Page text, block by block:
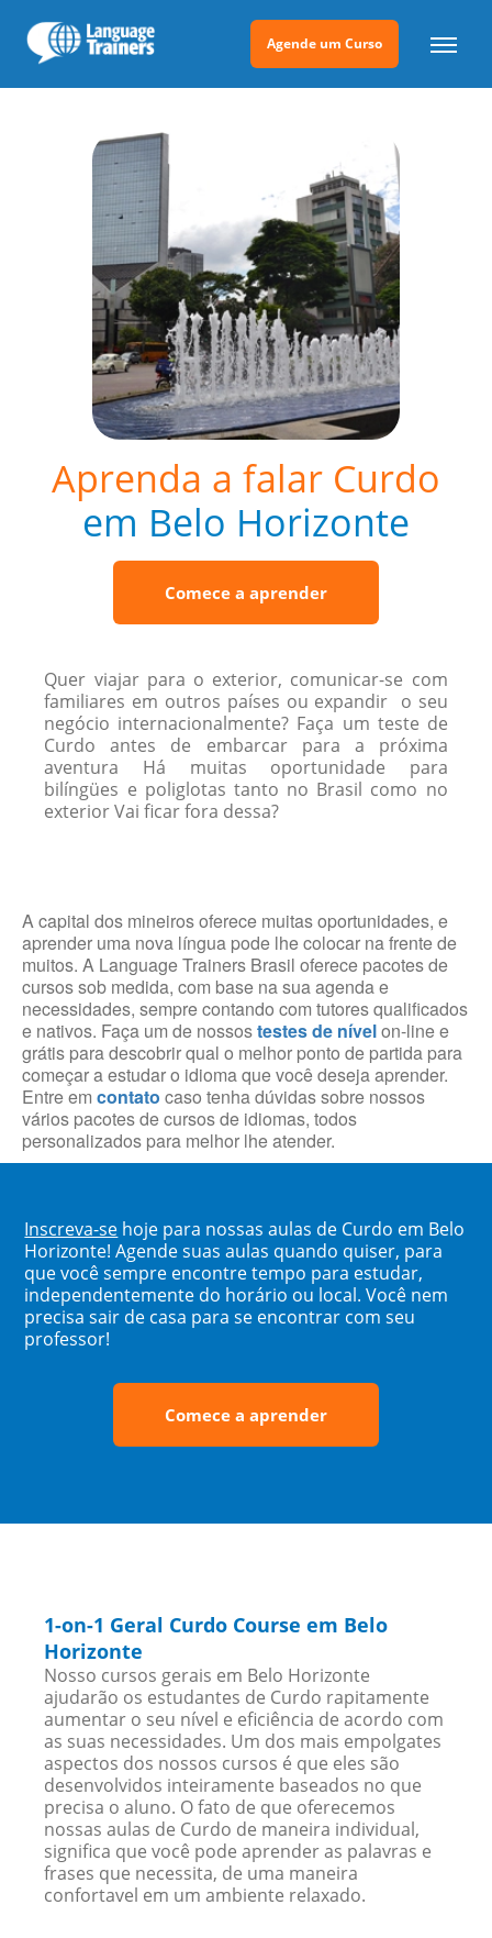
Agende um Curso
Aprenda a falar Curdo
em Belo Horizonte
Comece a aprender
Quer viajar para o exterior, comunicar-se com
familiares em outros países ou expandir o seu
negócio internacionalmente? Faça um teste de
Curdo antes de embarcar para a próxima
aventura Há muitas oportunidade para
bilíngües e poliglotas tanto no Brasil como no
exterior Vai ficar fora dessa?
A capital dos mineiros oferece muitas oportunidades, e
aprender uma nova língua pode lhe colocar na frente de
muitos. A Language Trainers Brasil oferece pacotes de
cursos sob medida, com base na sua agenda e
necessidades, sempre contando com tutores qualificados
e nativos. Faça um de nossostestes de nívelon-line e
grátis para descobrir qual o melhor ponto de partida para
começar a estudar o idioma que você deseja aprender.
Entre em contato caso tenha dúvidas sobre nossos
vários pacotes de cursos de idiomas, todos
personalizados para melhor lhe atender.
Inscreva-se hoje para nossas aulas de Curdo em Belo
Horizonte! Agende suas aulas quando quiser, para
que você sempre encontre tempo para estudar,
independentemente do horário ou local. Você nem
precisa sair de casa para se encontrar com seu
professor!
Comece a aprender
1-on-1 Geral Curdo Course em Belo
Horizonte
Nosso cursos gerais em Belo Horizonte
ajudarão os estudantes de Curdo rapitamente
aumentar o seu nível e eficiência de acordo com
as suas necessidades. Um dos mais empolgates
aspectos dos nossos cursos é que eles são
desenvolvidos inteiramente baseados no que
precisa o aluno. O fato de que oferecemos
nossas aulas de Curdo de maneira individual,
significa que você pode aprender as palavras e
frases que necessita, de uma maneira
confortavel em um ambiente relaxado.